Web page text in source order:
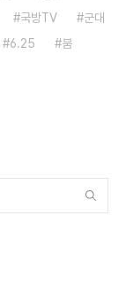
국방TV
군대
6.25
붐